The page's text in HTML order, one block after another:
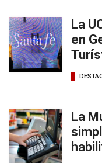
La
en
La